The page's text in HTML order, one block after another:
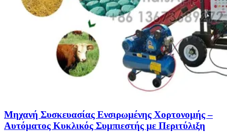
Μηχανή Συσκευασίας Ενσιρωμένης Χορτονομής –
Αυτόματος Κυκλικός Συμπιεστής με Περιτύλιξη